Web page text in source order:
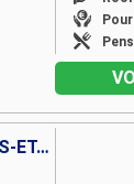
FRANCE, ESPAGNE, TENERIFE, ÎLES TURQUES-ET-CAÏQUES, BAHAMAS, PANAMA, ÉQUATEUR, PÉROU, CHILI, ROYAUME-UNI, TONGA, NOUVELLE-CALÉDONIE, NOUVELLE-ZÉLANDE, AUSTRALIE, INDONÉSIE, VIETNAM, THAÏLANDE, CAMBODG